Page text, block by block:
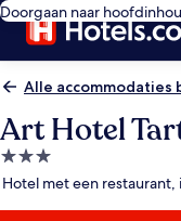
Doorgaan naar
Alle accommodaties
Art Hotel
3.0-
sterrenaccommodatie
Hotel met een